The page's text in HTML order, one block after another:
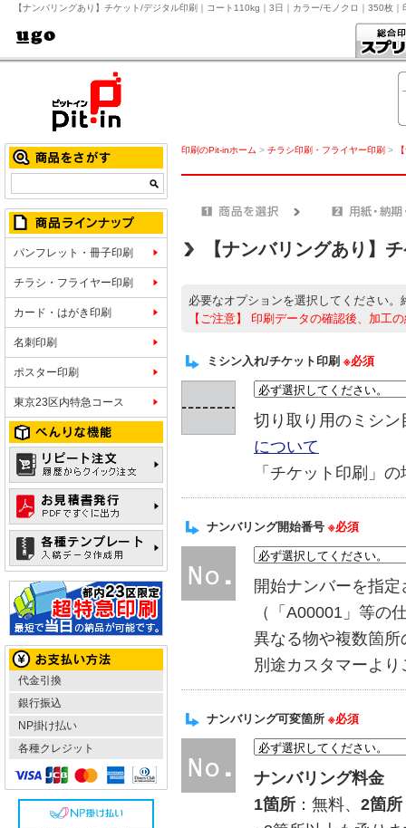
【ナンバリングあり】チケット/デジタル印刷｜コート110kg｜3日｜カラー/モノクロ｜350枚
パンフレット・冊子印刷
チラシ・フライヤー印刷
カード・はがき印刷
名刺印刷
ポスター印刷
東京23区内特急コース
代金引換
銀行振込
NP掛け払い
各種クレジット
印刷のPit-inホーム > チラシ印刷・フライヤー印刷 >
【ナンバリングあり】
必要なオプションを選択してください。
【ご注意】
印刷データの確認後、加工
ミシン入れ/チケット印刷 ※必須
切り取り用のミシ
について
「チケット印刷」
ナンバリング開始番号 ※必須
開始ナンバーを指
（「A00001」等の
異なる物や複数箇
別途カスタマーよ
ナンバリング可変箇所 ※必須
ナンバリング料金
1箇所 ：無料、 2箇所